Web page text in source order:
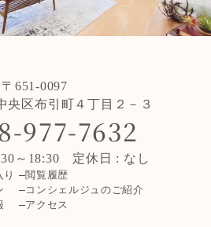
〒651-0097
央区布引町４丁目２－３
977-7632
～18:30 定休日 : なし
閲覧履歴
コンシェルジュのご紹介
アクセス